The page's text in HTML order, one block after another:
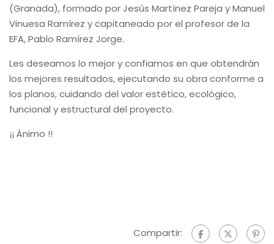
(Granada), formado por Jesús Martínez Pareja y Manuel
Vinuesa Ramírez y capitaneado por el profesor de la
EFA, Pablo Ramírez Jorge.
Les deseamos lo mejor y confiamos en que obtendrán
los mejores resultados, ejecutando su obra conforme a
los planos, cuidando del valor estético, ecológico,
funcional y estructural del proyecto.
¡¡ Ánimo !!
Compartir: